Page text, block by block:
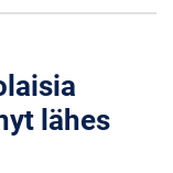
lähes